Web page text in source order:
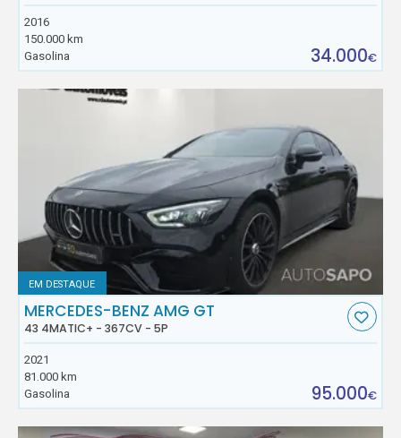
2016
150.000 km
Gasolina
34.000€
EM DESTAQUE
MERCEDES-BENZ AMG GT
43 4MATIC+ - 367CV - 5P
2021
81.000 km
Gasolina
95.000€